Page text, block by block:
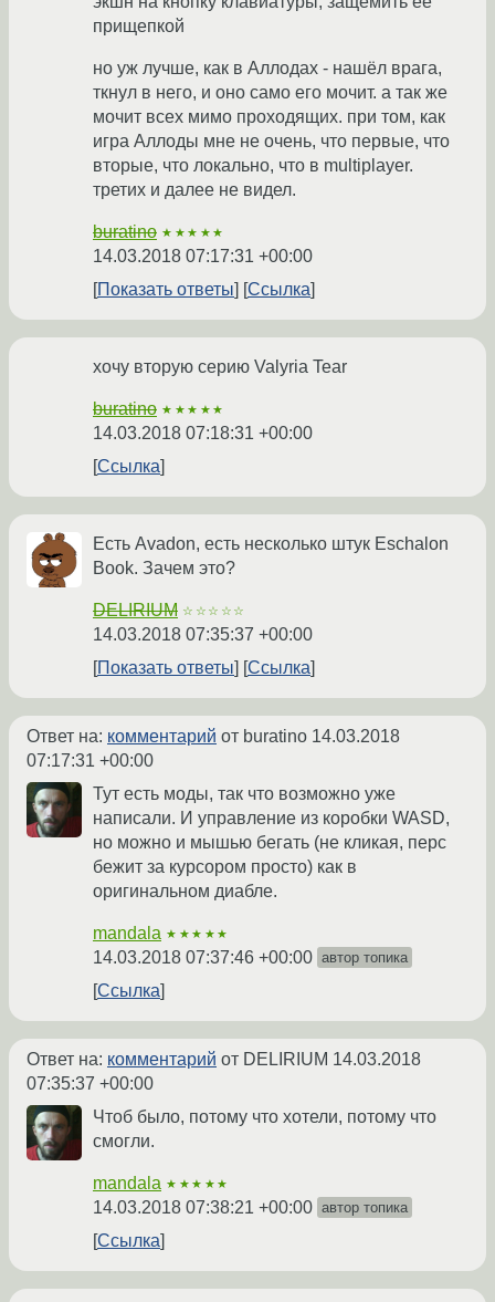
прищепкой
но уж лучше, как в Аллодах - нашёл врага,
ткнул в него, и оно само его мочит. а так же
мочит всех мимо проходящих. при том, как
игра Аллоды мне не очень, что первые, что
вторые, что локально, что в multiplayer.
третих и далее не видел.
buratino ★★★★★
14.03.2018 07:17:31 +00:00
Показать ответы
Ссылка
хочу вторую серию Valyria Tear
buratino ★★★★★
14.03.2018 07:18:31 +00:00
Ссылка
Есть Avadon, есть несколько штук Eschalon
Book. Зачем это?
DELIRIUM ☆☆☆☆☆
14.03.2018 07:35:37 +00:00
Показать ответы
Ссылка
Ответ на: комментарий от buratino 14.03.2018
07:17:31 +00:00
Тут есть моды, так что возможно уже
написали. И управление из коробки WASD,
но можно и мышью бегать (не кликая, перс
бежит за курсором просто) как в
оригинальном диабле.
mandala ★★★★★
14.03.2018 07:37:46 +00:00 автор топика
Ссылка
Ответ на: комментарий от DELIRIUM 14.03.2018
07:35:37 +00:00
Чтоб было, потому что хотели, потому что
смогли.
mandala ★★★★★
14.03.2018 07:38:21 +00:00 автор топика
Ссылка